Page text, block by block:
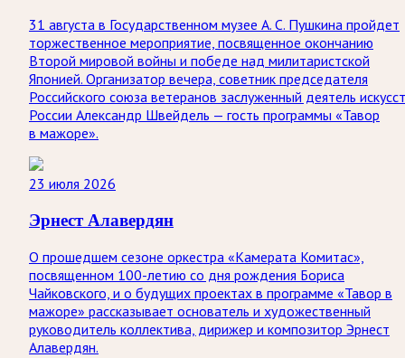
31 августа в Государственном музее А. С. Пушкина пройдет
торжественное мероприятие, посвященное окончанию
Второй мировой войны и победе над милитаристской
Японией. Организатор вечера, советник председателя
Российского союза ветеранов заслуженный деятель
России Александр Швейдель — гость программы «Тавор
в мажоре».
23 июля 2026
Эрнест Алавердян
О прошедшем сезоне оркестра «Камерата Комитас»,
посвященном 100-летию со дня рождения Бориса
Чайковского, и о будущих проектах в программе «Тавор в
мажоре» рассказывает основатель и художественный
руководитель коллектива, дирижер и композитор Эрнест
Алавердян.